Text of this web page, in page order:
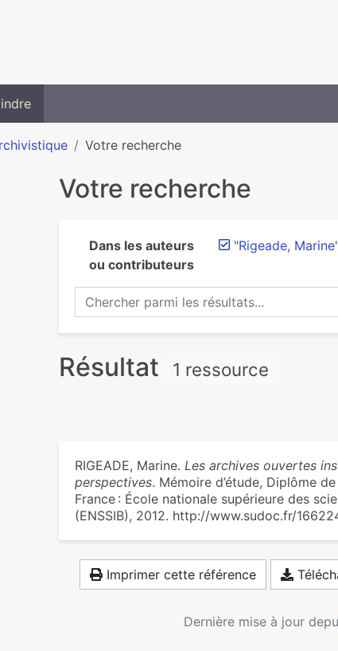
Votre recherche
Votre recherche
Dans les auteurs
ou contributeurs
"Rigeade,
Chercher parmi les résultats...
Résultat 1 ressource
RIGEADE, Marine. Les archives ouvertes
perspectives. Mémoire d’étude, Diplôme
France : École nationale supérieure des
(ENSSIB), 2012. http://www.sudoc.fr/
Imprimer cette référence
Dernière mise à jour